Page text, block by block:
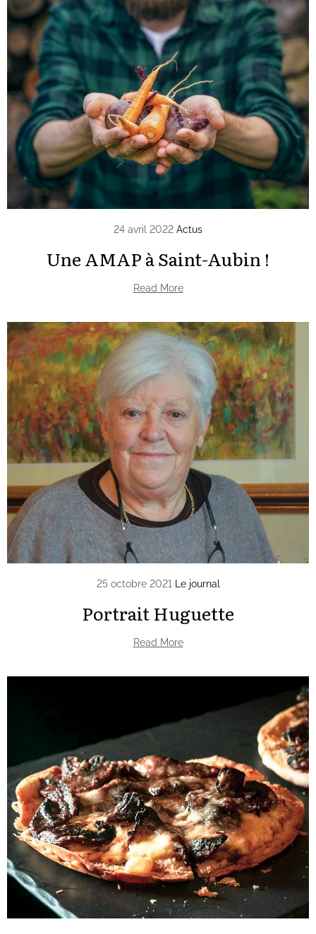
24 avril 2022 Actus
Une AMAP à Saint-Aubin !
Read More
25 octobre 2021 Le journal
Portrait Huguette
Read More